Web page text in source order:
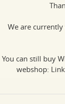
We are
You can still buy
webshop: